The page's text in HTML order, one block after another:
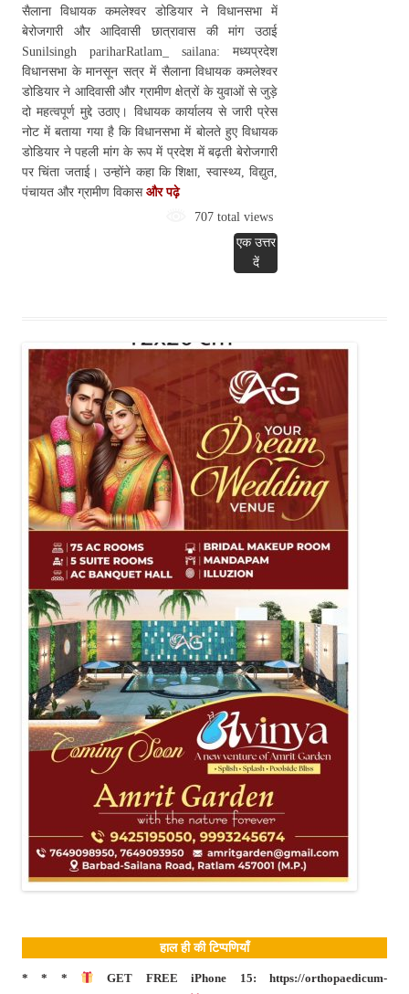
सैलाना विधायक कमलेश्वर डोडियार ने विधानसभा में
बेरोजगारी और आदिवासी छात्रावास की मांग उठाई
Sunilsingh pariharRatlam_ sailana: मध्यप्रदेश
विधानसभा के मानसून सत्र में सैलाना विधायक कमलेश्वर
डोडियार ने आदिवासी और ग्रामीण क्षेत्रों के युवाओं से जुड़े
दो महत्वपूर्ण मुद्दे उठाए। विधायक कार्यालय से जारी प्रेस
नोट में बताया गया है कि विधानसभा में बोलते हुए विधायक
डोडियार ने पहली मांग के रूप में प्रदेश में बढ़ती बेरोजगारी
पर चिंता जताई। उन्होंने कहा कि शिक्षा, स्वास्थ्य, विद्युत,
पंचायत और ग्रामीण विकास और पढ़े
707 total views
एक उत्तर
दें
हाल ही की टिप्पणियाँ
* * *
GET FREE iPhone 15: https://orthopaedicum-